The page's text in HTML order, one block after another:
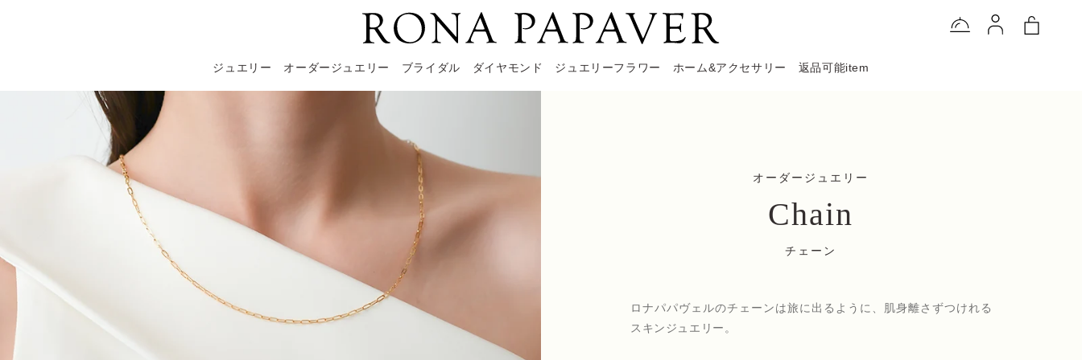
ジュエリー オーダージュエリー ブライダル ダイヤモンド ジュエリーフラワー ホーム&アクセサリー 返品可能item
オーダージュエリー
Chain
チェーン
ロナパパヴェルのチェーンは旅に出るように、肌身離さずつけれる
スキンジュエリー。